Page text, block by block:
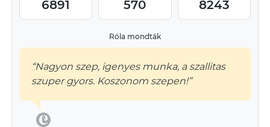
6891 570 8243
Róla mondták
“Nagyon szep, igenyes munka, a szallitas
szuper gyors. Koszonom szepen!”